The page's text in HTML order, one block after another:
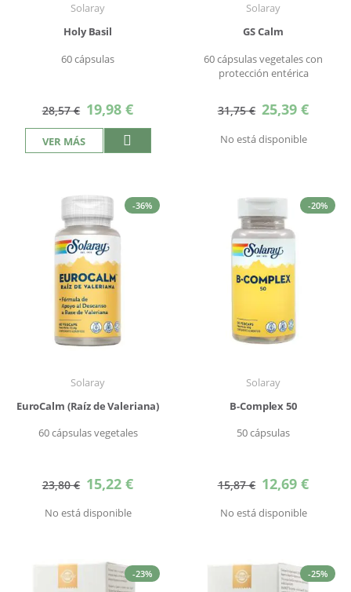
Solaray
Holy Basil
60 cápsulas
28,57 € Precio
especial
19,98 €
VER MÁS
Solaray
GS Calm
60 cápsulas vegetales con
protección entérica
31,75 € Precio
especial
25,39 €
No está disponible
-36%
Solaray
EuroCalm (Raíz de Valeriana)
60 cápsulas vegetales
23,80 € Precio
especial
15,22 €
No está disponible
-20%
Solaray
B-Complex 50
50 cápsulas
15,87 € Precio
especial
12,69 €
No está disponible
-23% -25%